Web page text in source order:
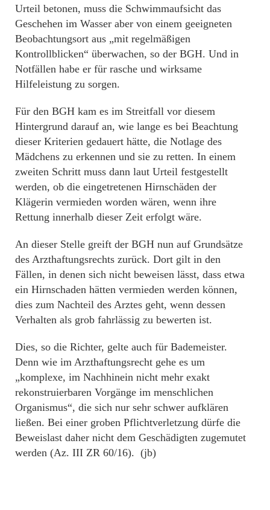
Urteil betonen, muss die Schwimmaufsicht das
Geschehen im Wasser aber von einem geeigneten
Beobachtungsort aus „mit regelmäßigen
Kontrollblicken“ überwachen, so der BGH. Und in
Notfällen habe er für rasche und wirksame
Hilfeleistung zu sorgen.
Für den BGH kam es im Streitfall vor diesem
Hintergrund darauf an, wie lange es bei Beachtung
dieser Kriterien gedauert hätte, die Notlage des
Mädchens zu erkennen und sie zu retten. In einem
zweiten Schritt muss dann laut Urteil festgestellt
werden, ob die eingetretenen Hirnschäden der
Klägerin vermieden worden wären, wenn ihre
Rettung innerhalb dieser Zeit erfolgt wäre.
An dieser Stelle greift der BGH nun auf Grundsätze
des Arzthaftungsrechts zurück. Dort gilt in den
Fällen, in denen sich nicht beweisen lässt, dass etwa
ein Hirnschaden hätten vermieden werden können,
dies zum Nachteil des Arztes geht, wenn dessen
Verhalten als grob fahrlässig zu bewerten ist.
Dies, so die Richter, gelte auch für Bademeister.
Denn wie im Arzthaftungsrecht gehe es um
„komplexe, im Nachhinein nicht mehr exakt
rekonstruierbaren Vorgänge im menschlichen
Organismus“, die sich nur sehr schwer aufklären
ließen. Bei einer groben Pflichtverletzung dürfe die
Beweislast daher nicht dem Geschädigten zugemutet
werden (Az. III ZR 60/16). (jb)